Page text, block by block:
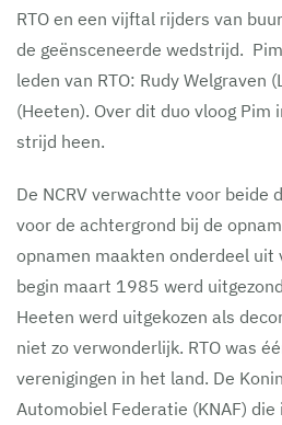
RTO en een vijftal rijders van
de geënsceneerde wedstrijd.
leden van RTO: Rudy Welgraven
(Heeten). Over dit duo vloog Pim
strijd heen.
De NCRV verwachtte voor beide
voor de achtergrond bij de
opnamen maakten onderdeel uit
begin maart 1985 werd
Heeten werd uitgekozen als
niet zo verwonderlijk. RTO was
verenigingen in het land. De
Automobiel Federatie (KNAF)